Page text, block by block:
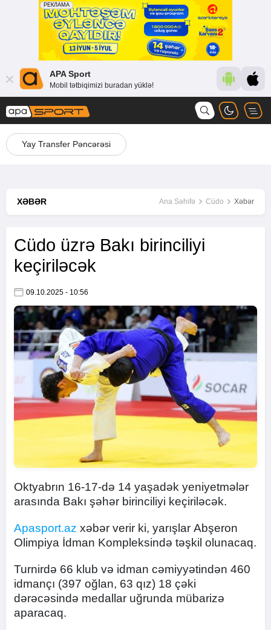
APA Sport
Mobil tətbiqimizi buradan yüklə!
Yay Transfer Pəncərəsi
XƏBƏR Ana Səhifə Cüdo Xəbər
Cüdo üzrə Bakı birinciliyi
keçiriləcək
09.10.2025 - 10:56
Oktyabrın 16-17-də 14 yaşadək yeniyetmələr
arasında Bakı şəhər birinciliyi keçiriləcək.
Apasport.az xəbər verir ki, yarışlar Abşeron
Olimpiya İdman Kompleksində təşkil olunacaq.
Turnirdə 66 klub və idman cəmiyyətindən 460
idmançı (397 oğlan, 63 qız) 18 çəki
dərəcəsində medallar uğrunda mübarizə
aparacaq.